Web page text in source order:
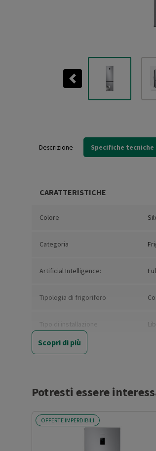
Previous
Descrizione Specifiche tecniche
CARATTERISTICHE
Colore
Categoria
Artificial Intelligence:
Tipologia di frigorifero
Tipo di installazione
Nuova Classe efficienza
Classe emissione rumore
Classe climatica
Capacità netta totale (l)
Scopri di più
Potresti essere
OFFERTE IMPERDIBILI